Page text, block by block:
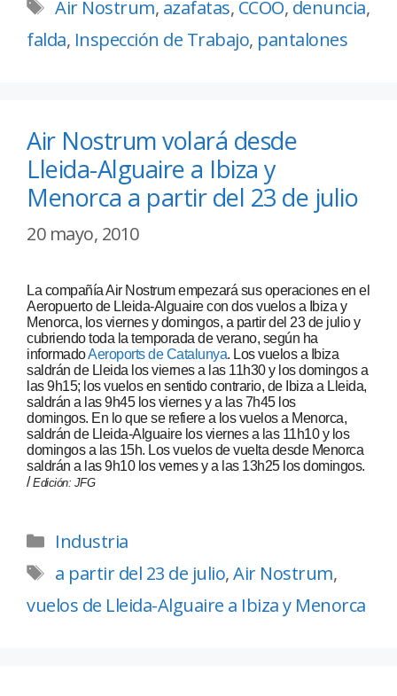
Air Nostrum, azafatas, CCOO, denuncia,
falda, Inspección de Trabajo, pantalones
Air Nostrum volará desde
Lleida-Alguaire a Ibiza y
Menorca a partir del 23 de julio
20 mayo, 2010
La compañía Air Nostrum empezará sus operaciones en el
Aeropuerto de Lleida-Alguaire con dos vuelos a Ibiza y
Menorca, los viernes y domingos, a partir del 23 de julio y
cubriendo toda la temporada de verano, según ha
informadoAeroports de Catalunya. Los vuelos a Ibiza
saldrán de Lleida los viernes a las 11h30 y los domingos a
las 9h15; los vuelos en sentido contrario, de Ibiza a Lleida,
saldrán a las 9h45 los viernes y a las 7h45 los
domingos. En lo que se refiere a los vuelos a Menorca,
saldrán de Lleida-Alguaire los viernes a las 11h10 y los
domingos a las 15h. Los vuelos de vuelta desde Menorca
saldrán a las 9h10 los vernes y a las 13h25 los domingos.
/Edición: JFG
Industria
a partir del 23 de julio,Air Nostrum,
vuelos de Lleida-Alguaire a Ibiza y Menorca